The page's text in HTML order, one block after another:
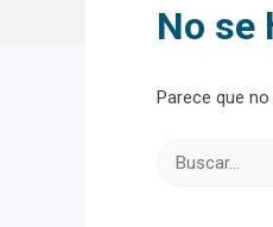
No se
Parece que